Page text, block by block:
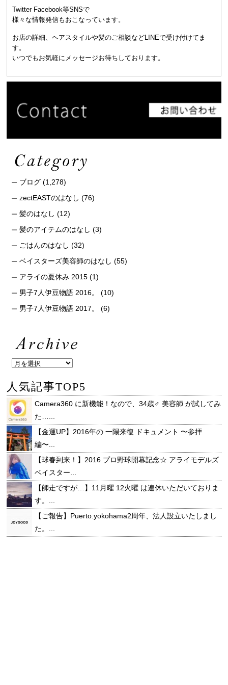
Twitter Facebook等SNSで
様々な情報発信もおこなっています。
お店の詳細、ヘアスタイルや髪のご相談などLINEで受け付けてま
す。
いつでもお気軽にメッセージお待ちしております。
ブログ (1,278)
zectEASTのはなし (76)
髪のはなし (12)
髪のアイテムのはなし (3)
ごはんのはなし (32)
ベイスターズ美容師のはなし (55)
アライの夏休み 2015 (1)
男子7人伊豆物語 2016。
(10)
男子7人伊豆物語 2017。
(6)
人気記事TOP5
Camera360 に新機能！なので、34歳♂ 美容師 が試してみ
た…...
【金運UP】2016年の 一陽来復 ドキュメント 〜参拝
編〜...
【球春到来！】2016 プロ野球開幕記念☆ アライモデルズ
ベイスター...
【師走ですが…】11月曜 12火曜 は連休いただいておりま
す。...
【ご報告】Puerto.yokohama2周年、法人設立いたしまし
た。...